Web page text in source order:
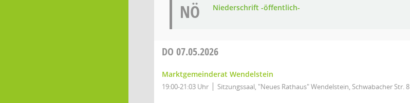
NÖ Niederschrift -öffentlich-
DO 07.05.2026
Marktgemeinderat Wendelstein
19:00-21:03 Uhr Sitzungssaal, "Neues Rathaus" Wendelstein, Schwabacher Str. 8